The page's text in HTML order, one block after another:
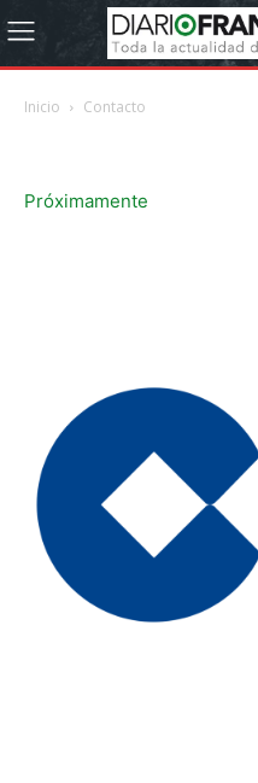
Inicio Contacto
Próximamente